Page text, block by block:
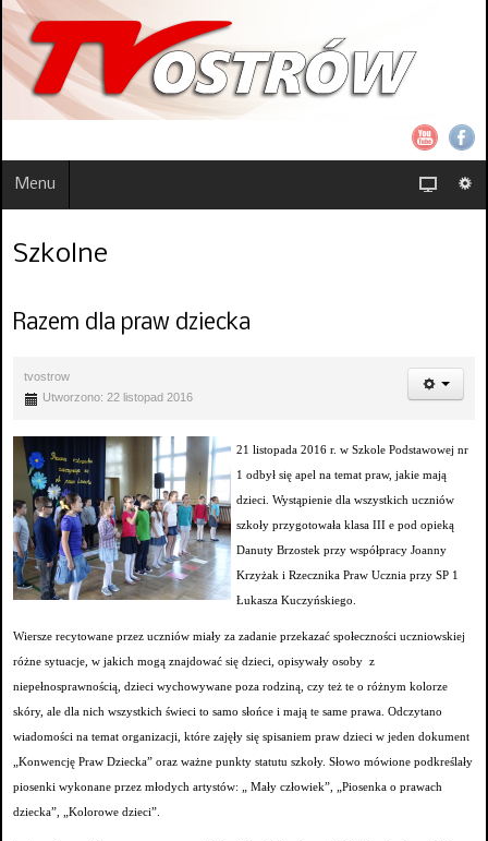
Menu
Szkolne
Razem dla praw dziecka
tvostrow
Utworzono: 22 listopad 2016
21 listopada 2016 r. w Szkole Podstawowej nr
1 odbył się apel na temat praw, jakie mają
dzieci. Wystąpienie dla wszystkich uczniów
szkoły przygotowała klasa III e pod opieką
Danuty Brzostek przy współpracy Joanny
Krzyżak i Rzecznika Praw Ucznia przy SP 1
Łukasza Kuczyńskiego.
Wiersze recytowane przez uczniów miały za zadanie przekazać społeczności uczniowskiej
różne sytuacje, w jakich mogą znajdować się dzieci, opisywały osoby z
niepełnosprawnością, dzieci wychowywane poza rodziną, czy też te o różnym kolorze
skóry, ale dla nich wszystkich świeci to samo słońce i mają te same prawa. Odczytano
wiadomości na temat organizacji, które zajęły się spisaniem praw dzieci w jeden dokument
„Konwencję Praw Dziecka” oraz ważne punkty statutu szkoły. Słowo mówione podkreślały
piosenki wykonane przez młodych artystów: „ Mały człowiek”, „Piosenka o prawach
dziecka”, „Kolorowe dzieci”.